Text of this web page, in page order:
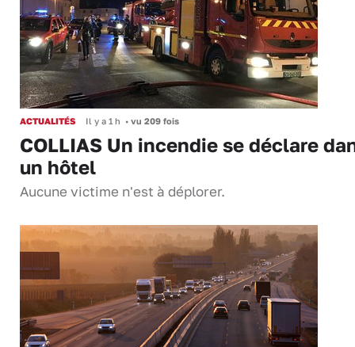
ACTUALITÉS Il y a 1 h • vu 209 fois
COLLIAS Un incendie se déclare
un hôtel
Aucune victime n'est à déplorer.